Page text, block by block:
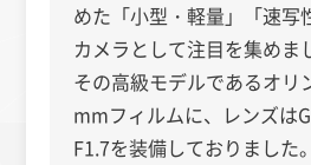
めた「小型・軽量」「速写
カメラとして注目を集めま
その高級モデルであるオリ
mmフィルムに、レンズは
F1.7を装備しておりました